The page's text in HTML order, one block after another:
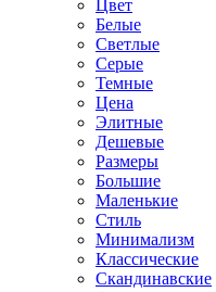
Цвет
Белые
Светлые
Серые
Темные
Цена
Элитные
Дешевые
Размеры
Большие
Маленькие
Стиль
Минимализм
Классические
Скандинавские